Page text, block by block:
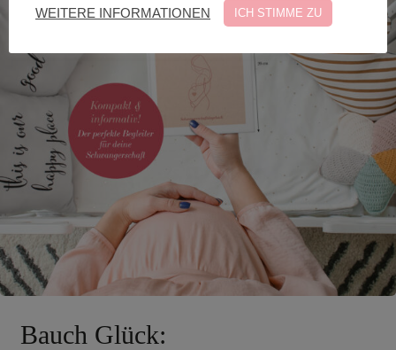
Bauch Glück:
WEITERE INFORMATIONEN ICH STIMME ZU